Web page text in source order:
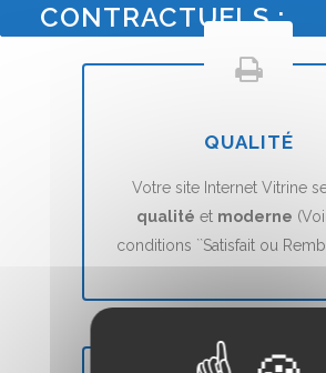
CONTRACTUELS :
QUALITÉ
Votre site Internet Vitrine
qualité et moderne
conditions ``Satisfait ou